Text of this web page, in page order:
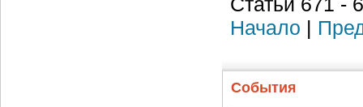
Начало |
События